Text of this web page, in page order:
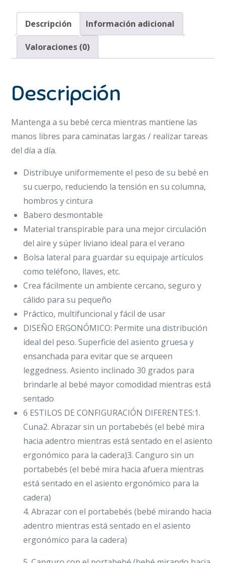
Descripción Información adicional
Valoraciones (0)
Descripción
Mantenga a su bebé cerca mientras mantiene las
manos libres para caminatas largas / realizar tareas
del día a día.
Distribuye uniformemente el peso de su bebé en
su cuerpo, reduciendo la tensión en su columna,
hombros y cintura
Babero desmontable
Material transpirable para una mejor circulación
del aire y súper liviano ideal para el verano
Bolsa lateral para guardar su equipaje artículos
como teléfono, llaves, etc.
Crea fácilmente un ambiente cercano, seguro y
cálido para su pequeño
Práctico, multifuncional y fácil de usar
DISEÑO ERGONÓMICO: Permite una distribución
ideal del peso. Superficie del asiento gruesa y
ensanchada para evitar que se arqueen
leggedness. Asiento inclinado 30 grados para
brindarle al bebé mayor comodidad mientras está
sentado
6 ESTILOS DE CONFIGURACIÓN DIFERENTES:1.
Cuna2. Abrazar sin un portabebés (el bebé mira
hacia adentro mientras está sentado en el asiento
ergonómico para la cadera)3. Canguro sin un
portabebés (el bebé mira hacia afuera mientras
está sentado en el asiento ergonómico para la
cadera)
4. Abrazar con el portabebés (bebé mirando hacia
adentro mientras está sentado en el asiento
ergonómico para la cadera)